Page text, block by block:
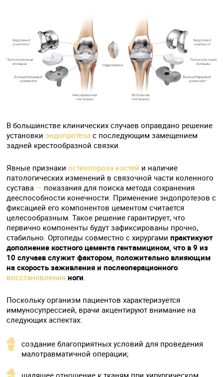
В большинстве клинических случаев оправдано решение
установкиэндопротеза с последующим замещением
задней крестообразной связки.
Явные признакиостеопороза костей и наличие
патологических изменений в связочной части коленного
сустава— показания для поиска метода сохранения
дееспособности конечности. Применение эндопротезов с
фиксацией его компонентов цементом считается
целесообразным. Такое решение гарантирует, что
первично компоненты будут зафиксированы прочно,
стабильно. Ортопеды совместно с хирургамипрактикуют
дополнение костного цемента гентамицином, что в 9 из
10 случаев служит фактором, положительно влияющим
на скорость заживления и послеоперационного
восстановления ноги
Поскольку организм пациентов характеризуется
иммуносупрессией, врачи акцентируют внимание на
следующих аспектах:
создание благоприятных условий для проведения
малотравматичной операции;
щадящее отношение к тканям при хирургическом